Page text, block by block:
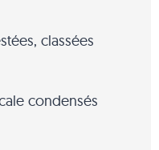
classées
condensés